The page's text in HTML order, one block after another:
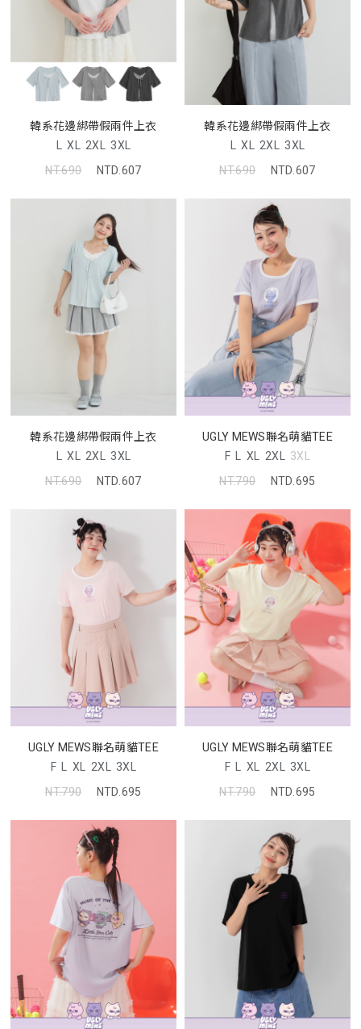
韓系花邊綁帶假兩件上衣
L XL 2XL 3XL
NT.690
NTD.607
韓系花邊綁帶假兩件上衣
L XL 2XL 3XL
NT.690
NTD.607
韓系花邊綁帶假兩件上衣
L XL 2XL 3XL
NT.690
NTD.607
UGLY MEWS聯名萌貓TEE
F L XL 2XL 3XL
NT.790
NTD.695
UGLY MEWS聯名萌貓TEE
F L XL 2XL 3XL
NT.790
NTD.695
UGLY MEWS聯名萌貓TEE
F L XL 2XL 3XL
NT.790
NTD.695